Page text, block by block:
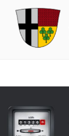
Inhalt
springen